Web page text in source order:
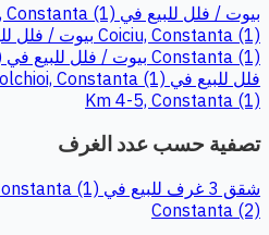
بيوت / فلل للبيع في ICIL, Constanta (1)
Coiciu, Constanta (1)
Constanta (1) بيوت / فلل للبيع في Nord, Constanta (1)
فلل للبيع في Anadolchioi, Constanta (1)
Km 4-5, Constanta (1)
تصفية حسب عدد الغرف
شقق 3 غرف للبيع في Constanta (1)
Constanta (2)